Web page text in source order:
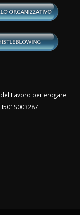
Lavoro per erogare